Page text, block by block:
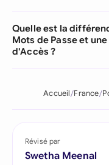
Quelle est la
Mots de Passe et
d'Accès ?
Accueil France
Révisé par
Swetha Meenal